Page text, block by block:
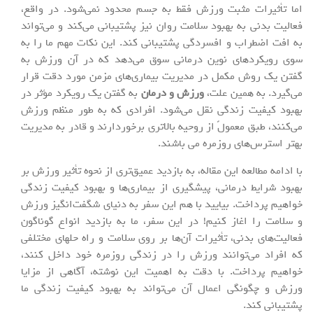
اما تأثیرات مثبت ورزش فقط به جسم محدود نمی‌شود. در واقع،
فعالیت بدنی به بهبود سلامت روان نیز پشتیبانی می‌کند و می‌تواند
به افت اضطراب و افسردگی پشتیبانی کند. این نکات مهم ما را به
سوی رویکردهای نوین درمانی سوق می‌دهد که در آن ورزش به
گفتن یک روش مکمل در مدیریت بیماری‌های مزمن مورد دقت قرار
می‌گیرد. به همین علت، ورزش و درمان به گفتن یک رویکرد مؤثر در
بهبود کیفیت زندگی نقل می‌شود. افرادی که به طور منظم ورزش
می‌کنند، طبق معمولً از روحیه بالاتری برخوردارند و قادر به مدیریت
بهتر استرس‌های روزمره می باشند.
با ادامه مطالعه این مقاله، به بازدید عمیق‌تری از نحوه تأثیر ورزش بر
بهبود شرایط درمانی، پیشگیری از بیماری‌ها و بهبود کیفیت زندگی
خواهیم پرداخت. بیایید با هم این سفر به دنیای شگفت‌انگیز ورزش
و سلامت را اغاز کنیم! در این سفر، ما به بازدید انواع گوناگون
فعالیت‌های بدنی، تأثیرات آن‌ها بر روی سلامت و راه حلهای مختلفی
که افراد می‌توانند ورزش را در زندگی روزمره خود داخل کنند،
خواهیم پرداخت. با دقت به اهمیت این نوشته، آگاهی از مزایا
ورزش و چگونگی اعمال آن می‌تواند به بهبود کیفیت زندگی ما
پشتیبانی کند.